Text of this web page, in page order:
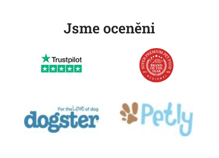
Jsme oceněni